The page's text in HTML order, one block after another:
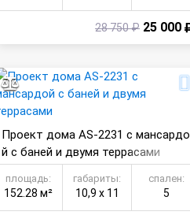
28 750 ₽ 25 000
Проект дома AS-2231 с мансардо
й с баней и двумя террасами
площадь:
152.28 м²
габариты:
10,9 х 11
спален:
5